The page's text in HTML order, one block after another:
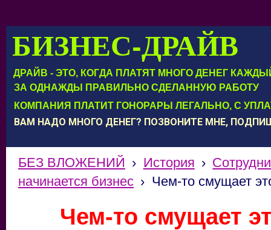
БИЗНЕС-ДРАЙВ
ДРАЙВ - ЭТО, КОГДА ПЛАТЯТ МНОГО ДЕНЕГ
КОМПАНИЯ ПЛАТИТ ГОНОРАРЫ ЛЕГАЛЬНО, С
ЗА ОДНАЖДЫ ПРАВИЛЬНО СДЕЛАННУЮ РАБОТУ
ВАМ НАДО МНОГО ДЕНЕГ? ПОЗВОНИТЕ МНЕ,
БЕЗ ВЛОЖЕНИЙ › История ›
начинается бизнес › Чем-то смущает
Чем-то смущает